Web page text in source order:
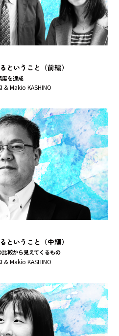
ということ（前編）
度を達成
& Makio KASHINO
ということ（中編）
較から見えてくるもの
& Makio KASHINO